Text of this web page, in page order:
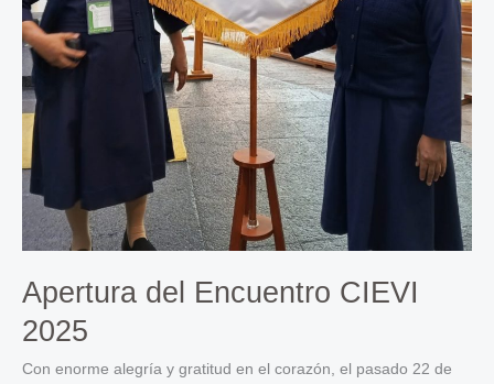
Apertura del Encuentro CIEVI
2025
Con enorme alegría y gratitud en el corazón, el pasado 22 de